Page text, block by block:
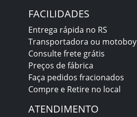
FACILIDADES
Entrega rápida no RS
Transportadora ou motoboy
Consulte frete grátis
Preços de fábrica
Faça pedidos fracionados
Compre e Retire no local
ATENDIMENTO